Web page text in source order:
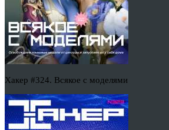
Хакер #324. Всякое с моделями